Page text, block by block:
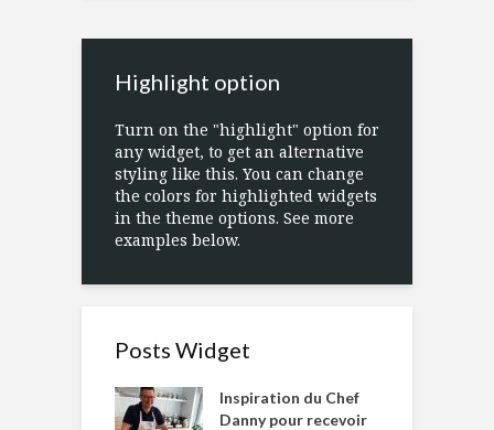
Highlight option
Turn on the "highlight" option for
any widget, to get an alternative
styling like this. You can change
the colors for highlighted widgets
in the theme options. See more
examples below.
Posts Widget
Inspiration du Chef
Danny pour recevoir